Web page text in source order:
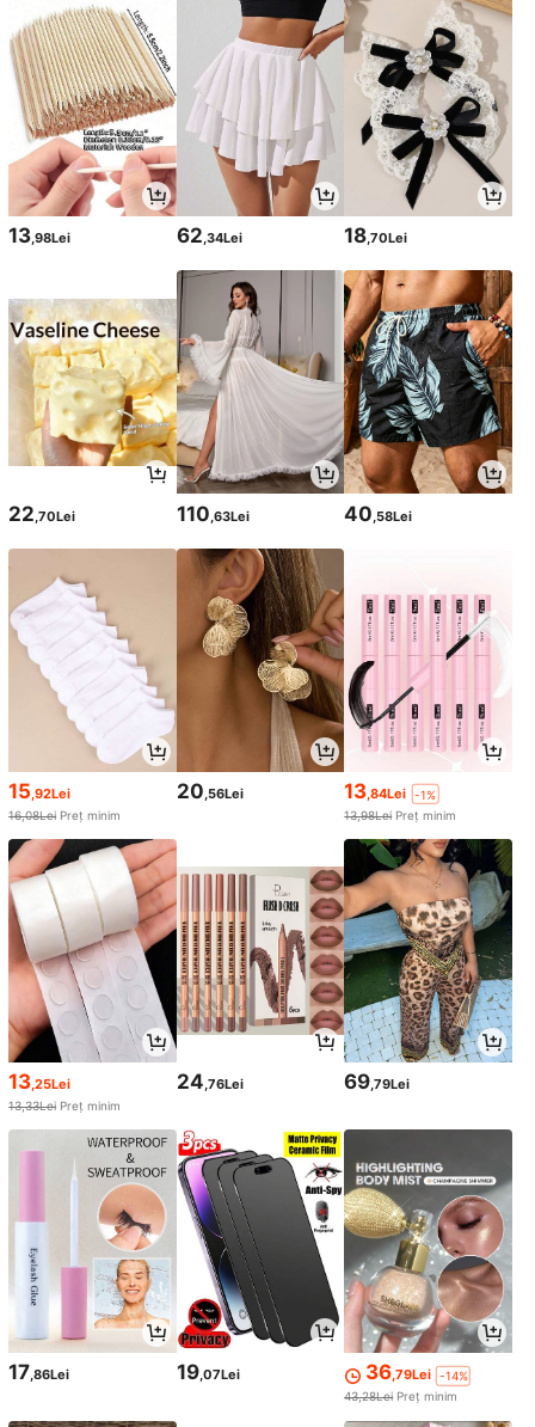
13,98Lei 62,34Lei 18,70Lei
22 ,70Lei 110 ,63Lei 40 ,58Lei
15,92Lei
16,08Lei Preț minim
20,56Lei 13,84Lei
-1%
13,98Lei Preț minim
13,25Lei
13,33Lei Preț minim
24,76Lei 69,79Lei
17,86Lei 19,07Lei 36,79Lei
-14%
43,28Lei Preț minim